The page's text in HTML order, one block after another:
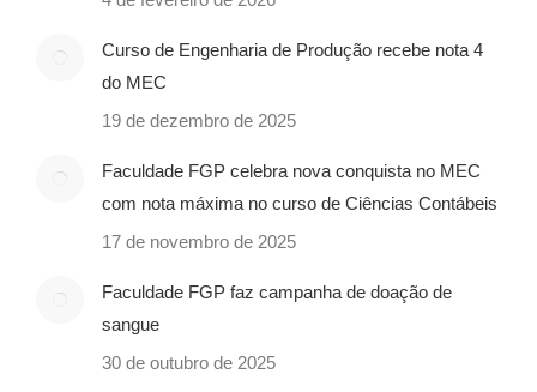
Curso de Engenharia de Produção recebe nota 4
do MEC
19 de dezembro de 2025
Faculdade FGP celebra nova conquista no MEC
com nota máxima no curso de Ciências Contábeis
17 de novembro de 2025
Faculdade FGP faz campanha de doação de
sangue
30 de outubro de 2025